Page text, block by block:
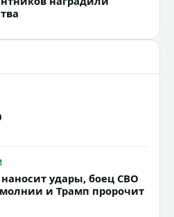
удары, боец СВО
и Трамп пророчит